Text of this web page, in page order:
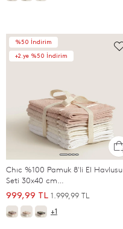
%50 İndirim
+2.ye %50 İndirim
Chıc %100 Pamuk 8'li El Havlusu
Seti 30x40 cm
SOMON/BEJ/EKRU/BEYAZ
999,99 TL 1.999,99 TL
+1